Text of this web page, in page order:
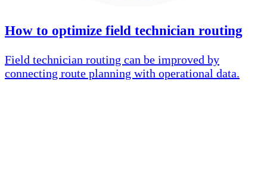
How to optimize field technician routing
Field technician routing can be improved by
connecting route planning with operational data.